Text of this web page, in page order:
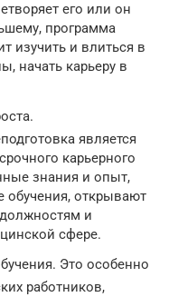
его или он
программа
изучить и влиться в
начать карьеру в
является
карьерного
знания и опыт,
обучения, открывают
и
сфере.
Это особенно
работников,